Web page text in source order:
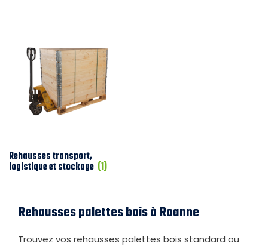
Rehausses transport,
logistique et stockage (1)
Rehausses palettes bois à Roanne
Trouvez vos rehausses palettes bois standard ou